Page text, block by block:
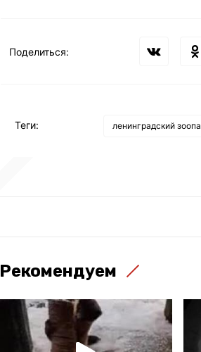
Поделиться:
Теги: ленинградский
Рекомендуем